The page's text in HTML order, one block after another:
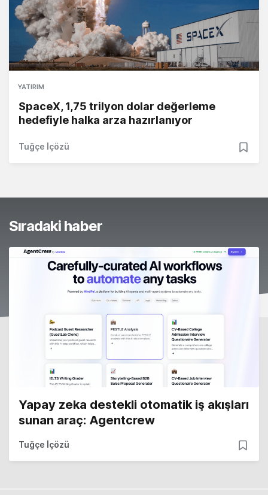
YATIRIM
SpaceX, 1,75 trilyon dolar değerleme
hedefiyle halka arza hazırlanıyor
Tuğçe İçözü
Sıradaki haber
Yapay zeka destekli otomatik iş akışları
sunan araç: Agentcrew
Tuğçe İçözü